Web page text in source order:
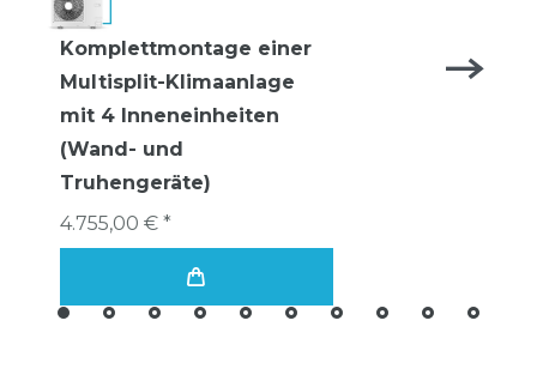
Komplettmontage einer
Multisplit-Klimaanlage
mit 4 Inneneinheiten
(Wand- und
Truhengeräte)
4.755,00 € *